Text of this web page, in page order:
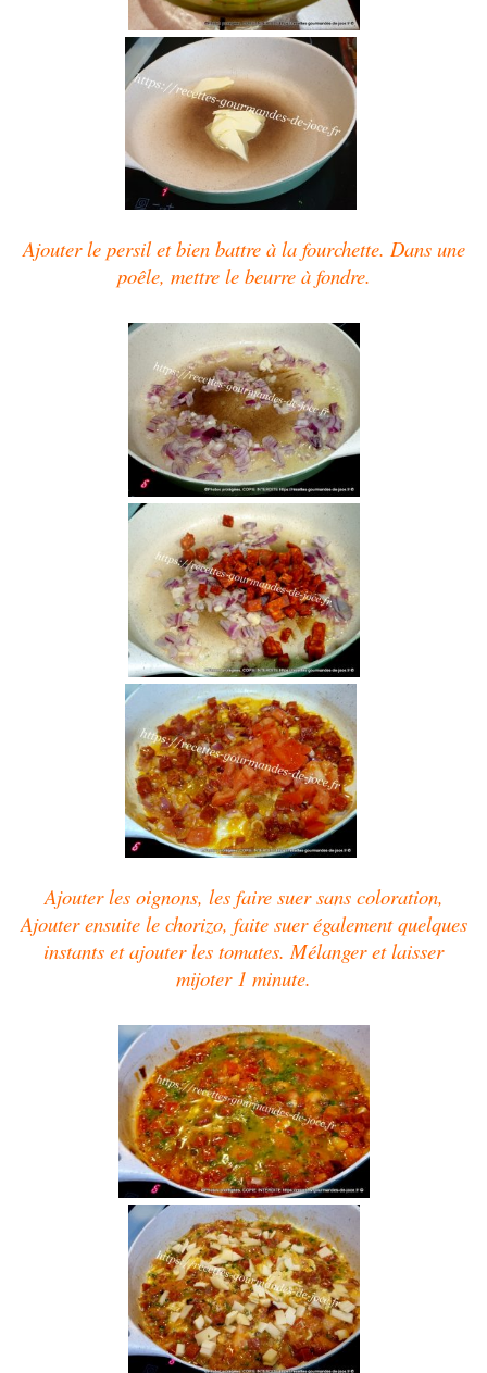
Ajouter le persil et bien battre à la fourchette. Dans une
poêle, mettre le beurre à fondre.
Ajouter les oignons, les faire suer sans coloration,
Ajouter ensuite le chorizo, faite suer également quelques
instants et ajouter les tomates. Mélanger et laisser
mijoter 1 minute.